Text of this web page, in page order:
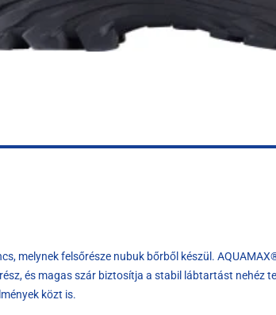
melynek felsőrésze nubuk bőrből készül.
és magas szár biztosítja a stabil lábtartást
közt is.